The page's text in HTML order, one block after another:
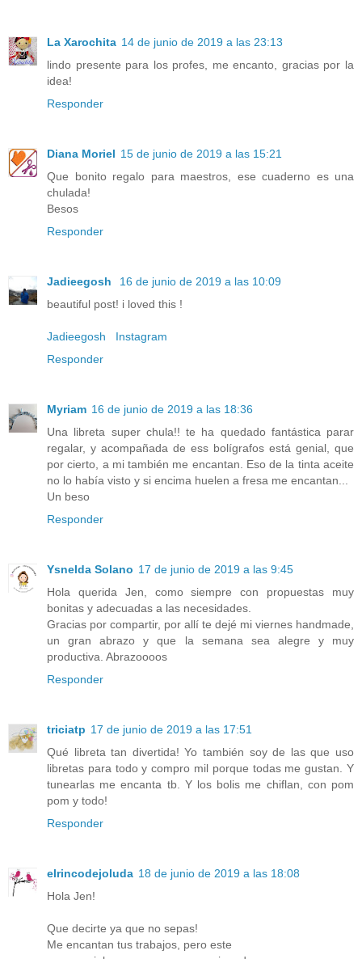
La Xarochita 14 de junio de 2019 a las 23:13
lindo presente para los profes, me encanto, gracias por la
idea!
Responder
Diana Moriel 15 de junio de 2019 a las 15:21
Que bonito regalo para maestros, ese cuaderno es una
chulada!
Besos
Responder
Jadieegosh
16 de junio de 2019 a las 10:09
beautiful post! i loved this !
Jadieegosh
Instagram
Responder
Myriam 16 de junio de 2019 a las 18:36
Una libreta super chula!! te ha quedado fantástica parar
regalar, y acompañada de ess bolígrafos está genial, que
por cierto, a mi también me encantan. Eso de la tinta aceite
no lo había visto y si encima huelen a fresa me encantan...
Un beso
Responder
Ysnelda Solano 17 de junio de 2019 a las 9:45
Hola querida Jen, como siempre con propuestas muy
bonitas y adecuadas a las necesidades.
Gracias por compartir, por allí te dejé mi viernes handmade,
un gran abrazo y que la semana sea alegre y muy
productiva. Abrazoooos
Responder
triciatp 17 de junio de 2019 a las 17:51
Qué libreta tan divertida! Yo también soy de las que uso
libretas para todo y compro mil porque todas me gustan. Y
tunearlas me encanta tb. Y los bolis me chiflan, con pom
pom y todo!
Responder
elrincodejoluda 18 de junio de 2019 a las 18:08
Hola Jen!
Que decirte ya que no sepas!
Me encantan tus trabajos, pero este